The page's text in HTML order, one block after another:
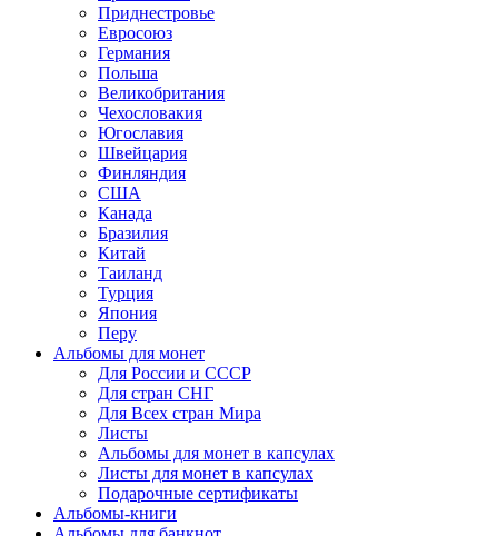
Приднестровье
Евросоюз
Германия
Польша
Великобритания
Чехословакия
Югославия
Швейцария
Финляндия
США
Канада
Бразилия
Китай
Таиланд
Турция
Япония
Перу
Альбомы для монет
Для России и СССР
Для стран СНГ
Для Всех стран Мира
Листы
Альбомы для монет в капсулах
Листы для монет в капсулах
Подарочные сертификаты
Альбомы-книги